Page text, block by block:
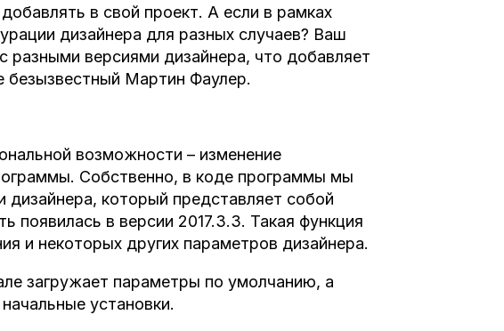
в свой проект. А если в рамках
дизайнера для разных случаев? Ваш
разными версиями дизайнера, что добавляет
безызвестный Мартин Фаулер.
возможности – изменение
Собственно, в коде программы мы
дизайнера, который представляет собой
в версии 2017.3.3. Такая функция
и некоторых других параметров дизайнера.
загружает параметры по умолчанию, а
установки.